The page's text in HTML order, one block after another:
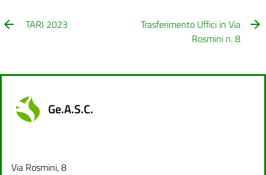
TARI 2023
Trasferimento Uffici in Via
Rosmini n. 8
Ge.A.S.C.
Via Rosmini, 8